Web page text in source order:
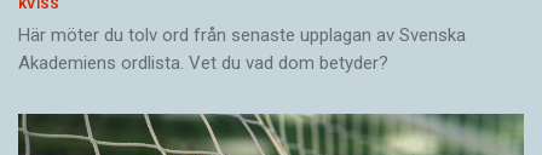
KVISS
Här möter du tolv ord från senaste upplagan av Svenska
Akademiens ordlista. Vet du vad dom betyder?